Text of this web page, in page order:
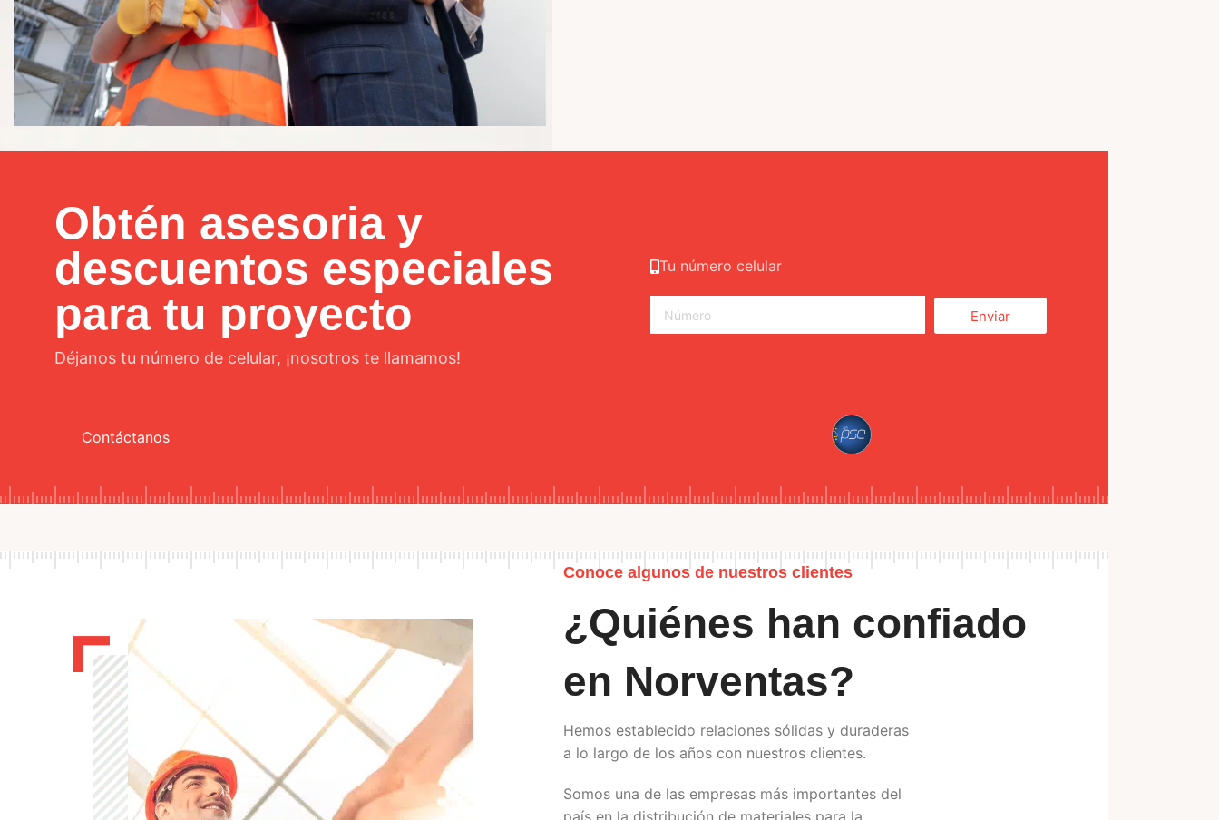
Obtén asesoria y
descuentos especiales
para tu proyecto
Déjanos tu número de celular, ¡nosotros te llamamos!
Tu número celular
Enviar
Contáctanos
Conoce algunos de nuestros clientes
¿Quiénes han confiado
en Norventas?
Hemos establecido relaciones sólidas y duraderas
a lo largo de los años con nuestros clientes.
Somos una de las empresas más importantes del
país en la distribución de materiales para la